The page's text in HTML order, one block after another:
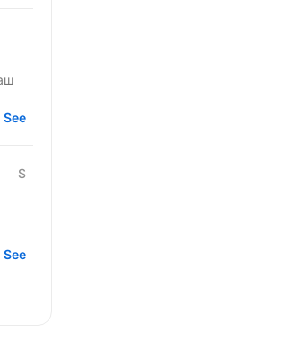
See
$
See